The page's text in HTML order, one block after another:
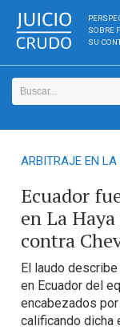
SOBRE
SU
ARBITRAJE EN
Ecuador
en La
contra
El laudo
en Ecuador del
encabezados
calificando dicha